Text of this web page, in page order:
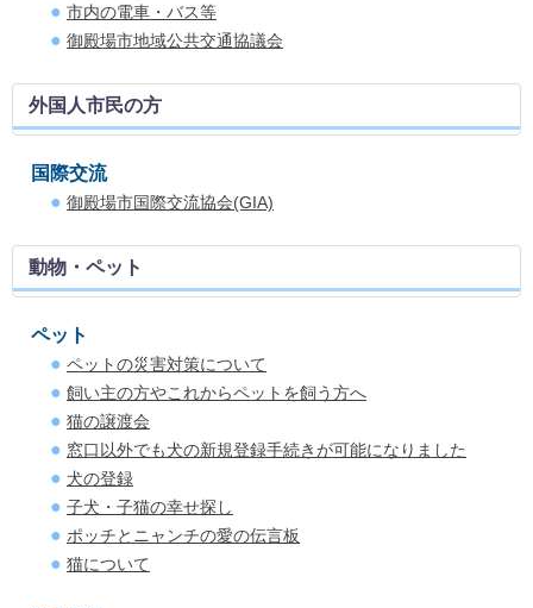
市内の電車・バス等
御殿場市地域公共交通協議会
外国人市民の方
国際交流
御殿場市国際交流協会(GIA)
動物・ペット
ペット
ペットの災害対策について
飼い主の方やこれからペットを飼う方へ
猫の譲渡会
窓口以外でも犬の新規登録手続きが可能になりました
犬の登録
子犬・子猫の幸せ探し
ポッチとニャンチの愛の伝言板
猫について